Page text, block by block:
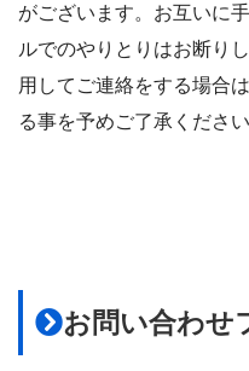
がございます。お互いに
ルでのやりとりはお断り
用してご連絡をする場合
る事を予めご了承ください
お問い合わせ